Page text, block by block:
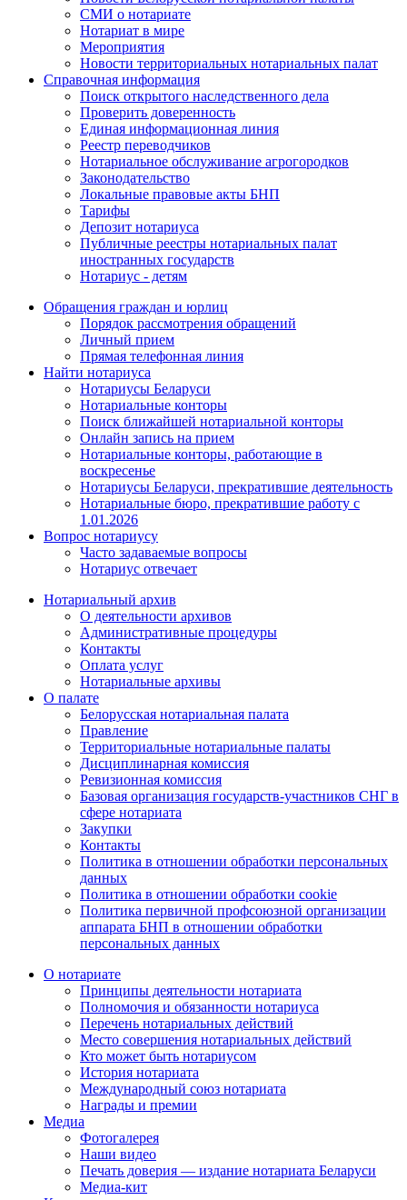
СМИ о нотариате
Нотариат в мире
Мероприятия
Новости территориальных нотариальных палат
Справочная информация
Поиск открытого наследственного дела
Проверить доверенность
Единая информационная линия
Реестр переводчиков
Нотариальное обслуживание агрогородков
Законодательство
Локальные правовые акты БНП
Тарифы
Депозит нотариуса
Публичные реестры нотариальных палат
иностранных государств
Нотариус - детям
Обращения граждан и юрлиц
Порядок рассмотрения обращений
Личный прием
Прямая телефонная линия
Найти нотариуса
Нотариусы Беларуси
Нотариальные конторы
Поиск ближайшей нотариальной конторы
Онлайн запись на прием
Нотариальные конторы, работающие в
воскресенье
Нотариусы Беларуси, прекратившие деятельность
Нотариальные бюро, прекратившие работу с
1.01.2026
Вопрос нотариусу
Часто задаваемые вопросы
Нотариус отвечает
Нотариальный архив
О деятельности архивов
Административные процедуры
Контакты
Оплата услуг
Нотариальные архивы
О палате
Белорусская нотариальная палата
Правление
Территориальные нотариальные палаты
Дисциплинарная комиссия
Ревизионная комиссия
Базовая организация государств-участников СНГ в
сфере нотариата
Закупки
Контакты
Политика в отношении обработки персональных
данных
Политика в отношении обработки cookie
Политика первичной профсоюзной организации
аппарата БНП в отношении обработки
персональных данных
О нотариате
Принципы деятельности нотариата
Полномочия и обязанности нотариуса
Перечень нотариальных действий
Место совершения нотариальных действий
Кто может быть нотариусом
История нотариата
Международный союз нотариата
Награды и премии
Медиа
Фотогалерея
Наши видео
Печать доверия — издание нотариата Беларуси
Медиа-кит